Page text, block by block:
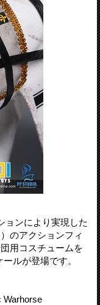
ョンにより実現した
のアクションフィ
用コスチュームを
ルが登場です。
Warhorse